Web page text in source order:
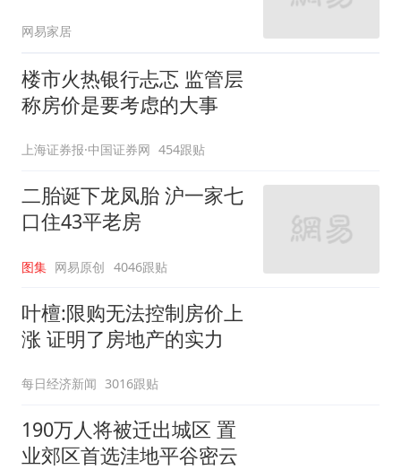
网易家居
楼市火热银行忐忑 监管层
称房价是要考虑的大事
上海证券报·中国证券网 454跟贴
二胎诞下龙凤胎 沪一家七
口住43平老房
图集 网易原创 4046跟贴
叶檀:限购无法控制房价上
涨 证明了房地产的实力
每日经济新闻 3016跟贴
190万人将被迁出城区 置
业郊区首选洼地平谷密云